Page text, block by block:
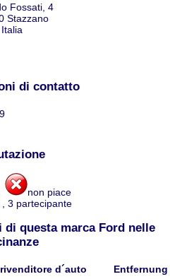
Fossati, 4
Stazzano
Italia
di contatto
non piace
, 3 partecipante
questa marca Ford nelle
rivenditore d´auto Entfernung